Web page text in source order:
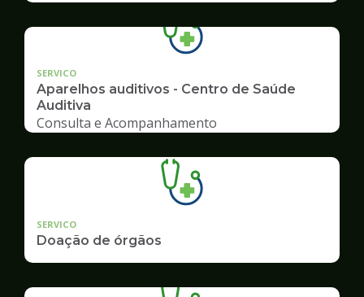
SERVICO
Aparelhos auditivos - Centro de Saúde
Auditiva
Consulta e Acompanhamento
SERVICO
Doação de órgãos